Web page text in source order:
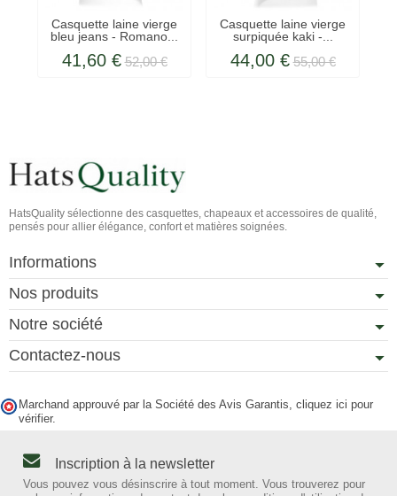
Casquette laine vierge
bleu jeans - Romano...
41,60 € 52,00 €
Casquette laine vierge
surpiquée kaki -...
44,00 € 55,00 €
HatsQuality sélectionne des casquettes, chapeaux et accessoires de qualité,
pensés pour allier élégance, confort et matières soignées.
Informations
Nos produits
Notre société
Contactez-nous
Marchand approuvé par la Société des Avis Garantis, cliquez ici pour
vérifier.
Inscription à la newsletter
Vous pouvez vous désinscrire à tout moment. Vous trouverez pour